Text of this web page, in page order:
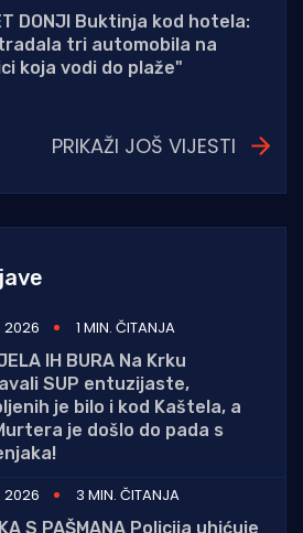
DONJI Buktinja kod hotela:
tri automobila na
koja vodi do plaže"
PRIKAŽI JOŠ VIJESTI
2026
1 MIN. ČITANJA
IH BURA Na Krku
SUP entuzijaste,
je bilo i kod Kaštela, a
je došlo do pada s
2026
3 MIN. ČITANJA
S PAŠMANA Policija uhićuje